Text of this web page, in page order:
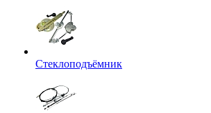
Стеклоподъёмник